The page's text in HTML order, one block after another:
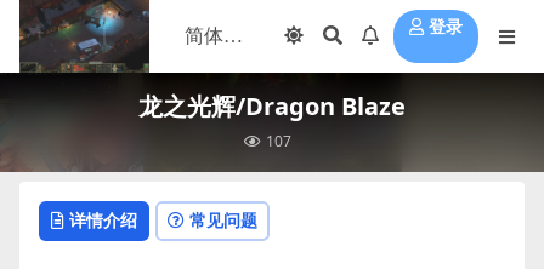
登录
龙之光辉/Dragon Blaze
107
详情介绍 常见问题